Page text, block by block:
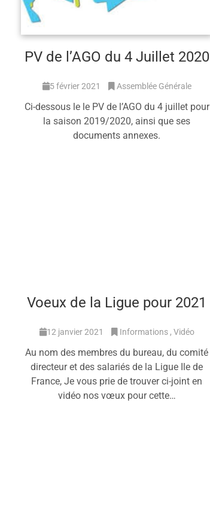
PV de l’AGO du 4 Juillet 2020
5 février 2021 Assemblée Générale
Ci-dessous le le PV de l’AGO du 4 juillet pour
la saison 2019/2020, ainsi que ses
documents annexes.
Voeux de la Ligue pour 2021
12 janvier 2021 Informations Vidéo
Au nom des membres du bureau, du comité
directeur et des salariés de la Ligue Ile de
France, Je vous prie de trouver ci-joint en
vidéo nos vœux pour cette…